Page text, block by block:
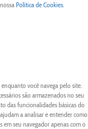
Política de Cookies.
você navega pelo site.
são armazenados no seu
das funcionalidades básicas do
a analisar e entender como
em seu navegador apenas com o